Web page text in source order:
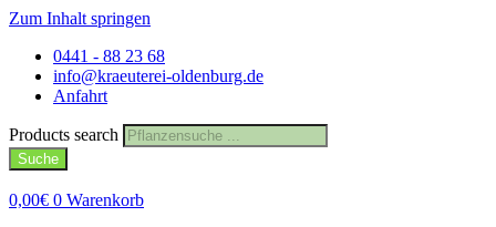
Zum Inhalt springen
0441 - 88 23 68
info@kraeuterei-oldenburg.de
Anfahrt
Products search
Suche
0,00€ 0 Warenkorb